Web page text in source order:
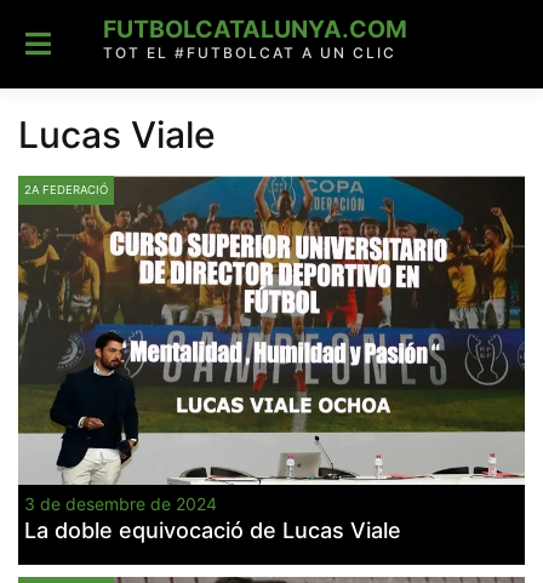
content
FUTBOLCATALUNYA.COM
TOT EL #FUTBOLCAT A UN CLIC
Lucas Viale
2A FEDERACIÓ
3 de desembre de 2024
La doble equivocació de Lucas Viale